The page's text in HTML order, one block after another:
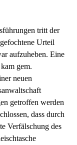
tritt der
Urteil
aufzuheben. Eine
gem.
neuen
getroffen werden
dass durch
Verfälschung des